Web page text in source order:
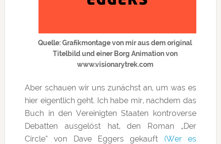
Quelle: Grafikmontage von mir aus dem original
Titelbild und einer Borg Animation von
www.visionarytrek.com
Aber schauen wir uns zunächst an, um was es
hier eigentlich geht. Ich habe mir, nachdem das
Buch in den Vereinigten Staaten kontroverse
Debatten ausgelöst hat, den Roman „Der
Circle“ von Dave Eggers gekauft (Wer es